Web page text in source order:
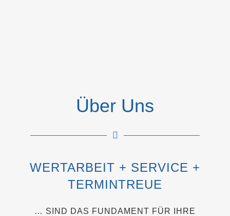
Über Uns
WERTARBEIT + SERVICE +
TERMINTREUE
… SIND DAS FUNDAMENT FÜR IHRE